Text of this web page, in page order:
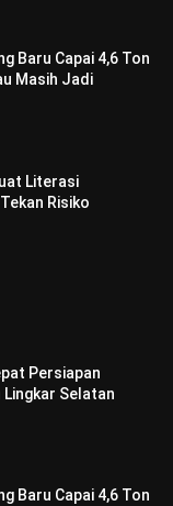
Baru Capai 4,6 Ton
Masih Jadi
Literasi
Risiko
Persiapan
Lingkar Selatan
Baru Capai 4,6 Ton